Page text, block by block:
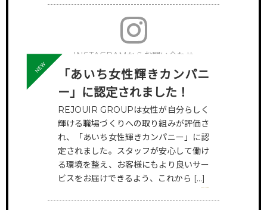
サイトトップ
RECRUIT リクルート
FEATURE 特徴・働き方
「あいち女性輝きカンパニ
ー」に認定されました！
REJOUIR GROUPは女性が自分らしく
輝ける職場づくりへの取り組みが評価さ
れ、「あいち女性輝きカンパニー」に認
定されました。スタッフが安心して働け
る環境を整え、お客様にもより良いサー
ビスをお届けできるよう、これから […]
VIEW MORE
INSTAGRAMからお問い合わせ
下記アカウントへDMでご連絡ください。
HAIR
@rejouir.group
EYE&NAIL
@rejouir___beauty.official